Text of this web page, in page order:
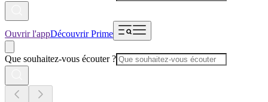
Ouvrir l'appDécouvrir Prime
Que souhaitez-vous écouter ?